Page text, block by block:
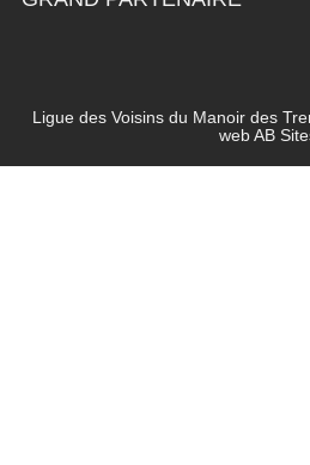
Ligue des Voisins du Manoir des
webAB